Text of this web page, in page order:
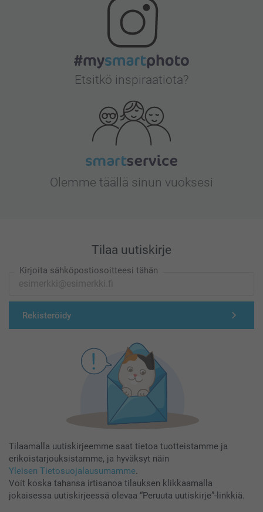
Etsitkö inspiraatiota?
Olemme täällä sinun vuoksesi
Tilaa uutiskirje
Kirjoita sähköpostiosoitteesi tähän
Rekisteröidy
Tilaamalla uutiskirjeemme saat tietoa tuotteistamme ja
erikoistarjouksistamme, ja hyväksyt näin
Yleisen Tietosuojalausumamme.
Voit koska tahansa irtisanoa tilauksen klikkaamalla
jokaisessa uutiskirjeessä olevaa “Peruuta uutiskirje”-linkkiä.